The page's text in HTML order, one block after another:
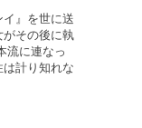
』を世に送
がその後に執
流に連なっ
計り知れな